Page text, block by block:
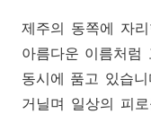
제주의 동쪽에 자
아름다운 이름처럼
동시에 품고 있습
거닐며 일상의 피